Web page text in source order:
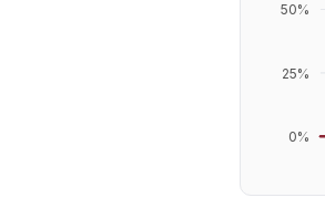
0%
25%
50%